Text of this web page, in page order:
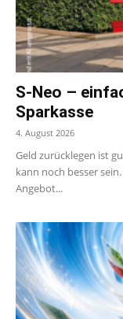
S-Neo –
Sparkasse
4. August 2026
Geld zurücklegen ist
kann noch besser
Angebot...